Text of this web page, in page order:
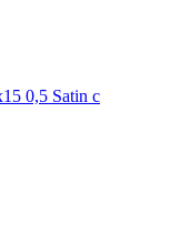
0,5 Satin с